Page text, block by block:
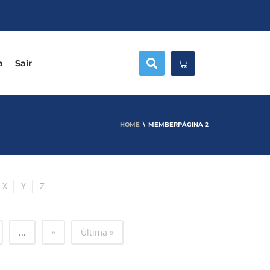
Sair
HOME MEMBERPÁGINA 2
X Y Z
... » Última »